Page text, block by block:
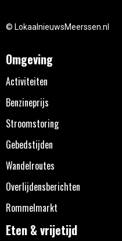
© LokaalnieuwsMeerssen.nl
Omgeving
Activiteiten
Benzineprijs
Stroomstoring
Gebedstijden
Wandelroutes
Overlijdensberichten
Rommelmarkt
Eten & vrijetijd